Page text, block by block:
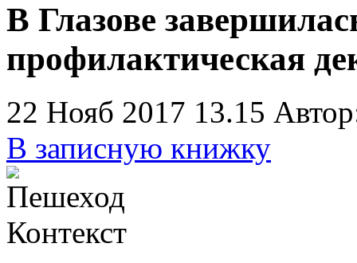
В Глазове
профилактическая
22 Нояб 2017 13.15
В записную книжку
Контекст